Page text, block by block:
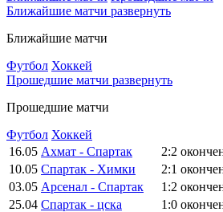
Ближайшие матчи развернуть
Ближайшие матчи
Футбол Хоккей
Прошедшие матчи развернуть
Прошедшие матчи
Футбол Хоккей
16.05 Ахмат - Спартак 2:2
10.05 Спартак - Химки 2:1
03.05 Арсенал - Спартак 1:2
25.04 Спартак - цска 1:0